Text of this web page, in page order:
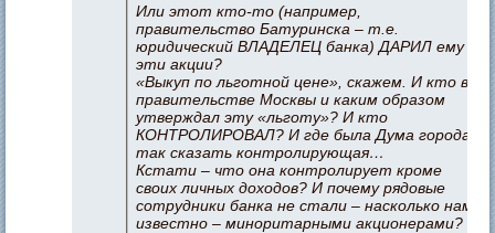
Или этот кто-то (например,
правительство Батуринска – т.е.
юридический ВЛАДЕЛЕЦ банка) ДАРИЛ ему
эти акции?
«Выкуп по льготной цене», скажем. И кто в
правительстве Москвы и каким образом
утверждал эту «льготу»? И кто
КОНТРОЛИРОВАЛ? И где была Дума города,
так сказать контролирующая…
Кстати – что она контролирует кроме
своих личных доходов? И почему рядовые
сотрудники банка не стали – насколько нам
известно – миноритарными акционерами?